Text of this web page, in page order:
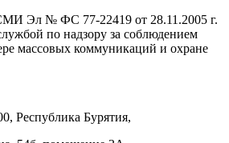
Эл № ФС 77-22419 от 28.11.2005 г.
по надзору за соблюдением
массовых коммуникаций и охране
Республика Бурятия,